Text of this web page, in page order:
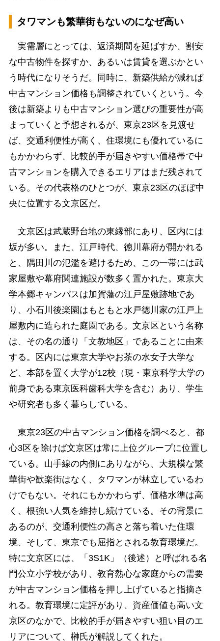
タワマンも繁華街もないのになぜ高い
実需層にとっては、返済期間を延ばすか、割安
な中古物件を探すか、あるいは賃貸を選ぶかとい
う時代になりそうだ。同時に、新築供給が減れば
中古マンション価格も調整されていくという。今
後は新築よりも中古マンション選びの重要性が高
まっていくと予想されるが、東京23区を見渡せ
ば、交通利便性が高く、住環境にも優れているに
もかかわらず、比較的手が届きやすい価格帯で中
古マンションを購入できるエリアはまだ残されて
いる。その代表格のひとつが、東京23区のほぼ中
央に位置する文京区だ。
文京区は武蔵野台地の東縁部にあり、区内には
坂が多い。また、江戸時代、徳川幕府が開かれる
と、隅田川の氾濫を避けるため、この一帯には武
家屋敷や幕府関連施設が数多く置かれた。東京大
学本郷キャンパスは加賀藩の江戸屋敷跡地であ
り、小石川後楽園はもともと水戸徳川家の江戸上
屋敷内に造られた庭園である。文京区という名称
は、その名の通り「文教地区」であることに由来
する。区内には東京大学やお茶の水女子大学な
ど、本部を置く大学が12校（現・東京科学大学の
前身である東京医科歯科大学を含む）あり、学生
や研究者も多く暮らしている。
東京23区の中古マンション価格を調べると、都
心3区を除けば文京区は常に上位グループに位置し
ている。山手線の内側にありながら、大規模な繁
華街や歓楽街はなく、タワマンが林立しているわ
けでもない。それにもかかわらず、価格水準は高
く、根強い人気を維持し続けている。その背景に
あるのが、交通利便性の高さと落ち着いた住環
境、そして、東京でも屈指とされる教育環境だ。
特に文京区には、「3S1K」（後述）と呼ばれる名
門公立小学校があり、教育熱心な家庭からの需要
が中古マンション価格を押し上げていると指摘さ
れる。教育環境に定評があり、資産価値も高い文
京区のなかで、比較的手が届きやすい狙い目のエ
リアについて、榊氏が解説してくれた。